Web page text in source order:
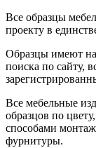
Все образцы
проекту в
Образцы имеют
поиска по сайту,
Все мебельные
образцов по
способами
фурнитуры.